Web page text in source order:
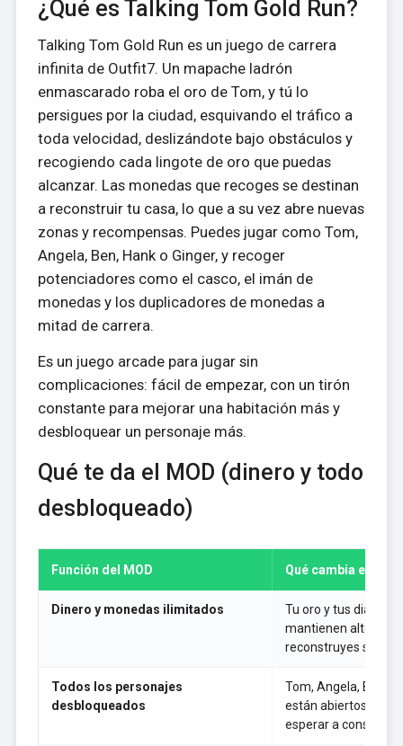
¿Qué es Talking Tom Gold Run?
Talking Tom Gold Run es un juego de carrera
infinita de Outfit7. Un mapache ladrón
enmascarado roba el oro de Tom, y tú lo
persigues por la ciudad, esquivando el tráfico a
toda velocidad, deslizándote bajo obstáculos y
recogiendo cada lingote de oro que puedas
alcanzar. Las monedas que recoges se destinan
a reconstruir tu casa, lo que a su vez abre nuevas
zonas y recompensas. Puedes jugar como Tom,
Angela, Ben, Hank o Ginger, y recoger
potenciadores como el casco, el imán de
monedas y los duplicadores de monedas a
mitad de carrera.
Es un juego arcade para jugar sin
complicaciones: fácil de empezar, con un tirón
constante para mejorar una habitación más y
desbloquear un personaje más.
Qué te da el MOD (dinero y todo
desbloqueado)
Función del MOD Qué cambia en el
Dinero y monedas ilimitados
Tu oro y tus
mantienen altos, así
reconstruyes sin
Todos los personajes
desbloqueados
Tom, Angela, Ben,
están abiertos
esperar a construir